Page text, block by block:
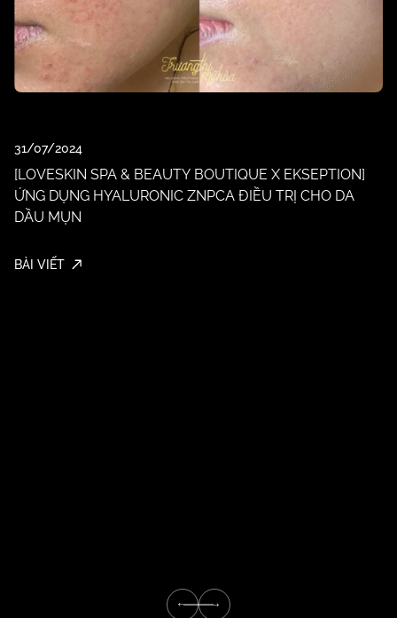
31/07/2024
[LOVESKIN SPA & BEAUTY BOUTIQUE X EKSEPTION]
ỨNG DỤNG HYALURONIC ZNPCA ĐIỀU TRỊ CHO DA
DẦU MỤN
BÀI VIẾT